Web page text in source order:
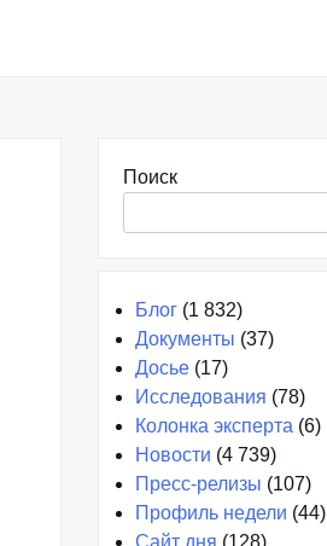
Поиск
Блог (1 832)
Документы (37)
Досье (17)
Исследования (78)
Колонка эксперта (6)
Новости (4 739)
Пресс-релизы (107)
Профиль недели (44)
Сайт дня (128)